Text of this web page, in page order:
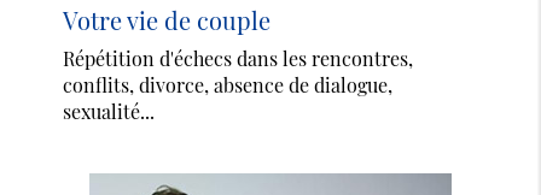
Votre vie de couple
Répétition d'échecs dans les rencontres,
conflits, divorce, absence de dialogue,
sexualité...